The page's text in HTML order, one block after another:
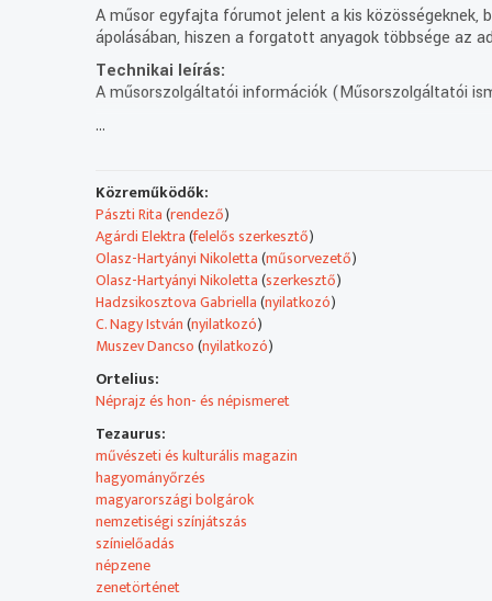
A műsor egyfajta fórumot jelent a kis
ápolásában, hiszen a forgatott anyagok többsége az
Technikai leírás:
A műsorszolgáltatói információk (Műsorszolgáltatói
Műsorszolgáltatói ismertető:
határokat átlépve egy izgalmas színházialternatívát
Kulturális ajánló
A Bolgár Kulturális Intézet együttműködésben Újbuda
amelyen kizárólag amatőr fotósok vehettek részt,
tárlaton március 4-ig látható az Andrássy út 14. sz.
Zenetörténet: Zsekov Mónika
Ezúttal Zsekov Mónika bolgár származású
hegedű között.
A Magyar Televízióban 1994 januárjától látható a
A magyarországi nemzetiségek közül a hat kis
sokszínű kultúrájukat.
Ugyanakkor számos olyan témát találni a kínálatban,
ajánlóban igyekszünk minél szélesebb körben
...
Közreműködők:
Pászti Rita(rendező)
Agárdi Elektra(felelős szerkesztő)
Olasz-Hartyányi Nikoletta(műsorvezető)
Olasz-Hartyányi Nikoletta(szerkesztő)
Hadzsikosztova Gabriella(nyilatkozó)
C. Nagy István(nyilatkozó)
Muszev Dancso(nyilatkozó)
Ortelius:
Néprajz és hon- és népismeret
Tezaurus:
művészeti és kulturális magazin
hagyományőrzés
magyarországi bolgárok
nemzetiségi színjátszás
színielőadás
népzene
zenetörténet